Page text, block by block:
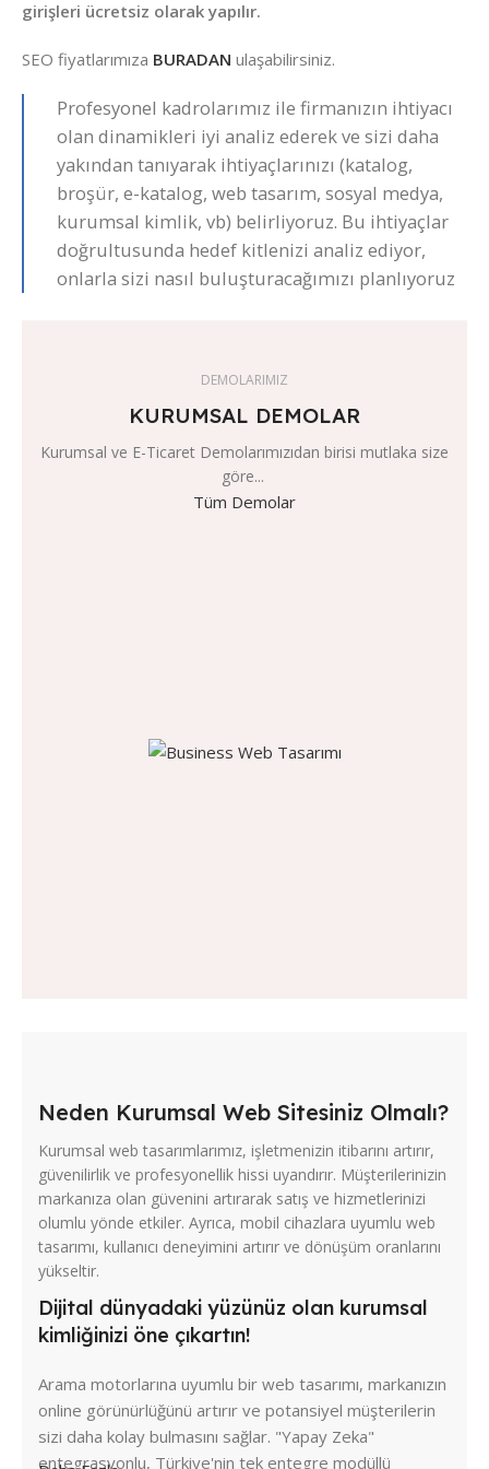
girişleri ücretsiz olarak yapılır.
SEO fiyatlarımıza BURADAN ulaşabilirsiniz.
Profesyonel kadrolarımız ile firmanızın ihtiyacı
olan dinamikleri iyi analiz ederek ve sizi daha
yakından tanıyarak ihtiyaçlarınızı (katalog,
broşür, e-katalog, web tasarım, sosyal medya,
kurumsal kimlik, vb) belirliyoruz. Bu ihtiyaçlar
doğrultusunda hedef kitlenizi analiz ediyor,
onlarla sizi nasıl buluşturacağımızı planlıyoruz
DEMOLARIMIZ
KURUMSAL DEMOLAR
Kurumsal ve E-Ticaret Demolarımızıdan birisi mutlaka size
göre...
Tüm Demolar
Neden Kurumsal Web Sitesiniz Olmalı?
Kurumsal web tasarımlarımız, işletmenizin itibarını artırır,
güvenilirlik ve profesyonellik hissi uyandırır. Müşterilerinizin
markanıza olan güvenini artırarak satış ve hizmetlerinizi
olumlu yönde etkiler. Ayrıca, mobil cihazlara uyumlu web
tasarımı, kullanıcı deneyimini artırır ve dönüşüm oranlarını
yükseltir.
Dijital dünyadaki yüzünüz olan kurumsal
kimliğinizi öne çıkartın!
Arama motorlarına uyumlu bir web tasarımı, markanızın
online görünürlüğünü artırır ve potansiyel müşterilerin
sizi daha kolay bulmasını sağlar. "Yapay Zeka"
entegrasyonlu, Türkiye'nin tek entegre modüllü